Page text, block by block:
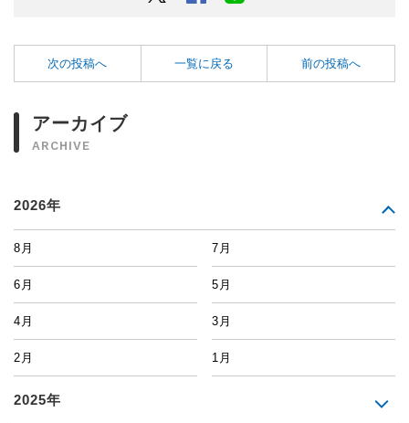
次の投稿へ 一覧に戻る 前の投稿へ
アーカイブ
ARCHIVE
2026年
8月 7月
6月 5月
4月 3月
2月 1月
2025年